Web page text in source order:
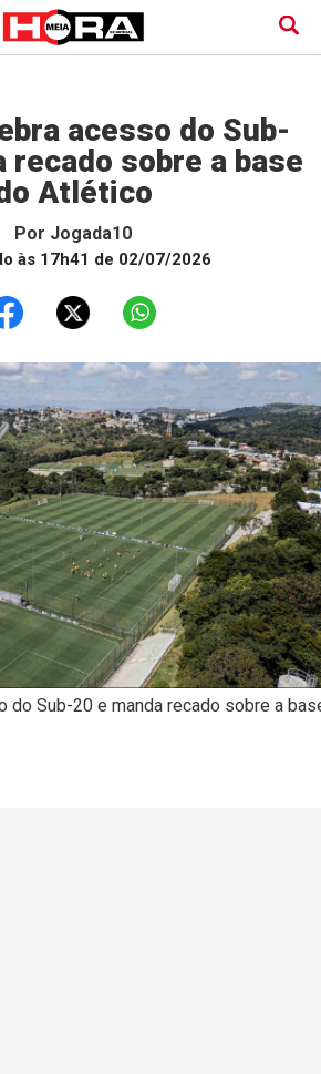
acesso do Sub-
recado sobre a base
Atlético
Por Jogada10
às 17h41 de 02/07/2026
do Sub-20 e manda recado sobre a